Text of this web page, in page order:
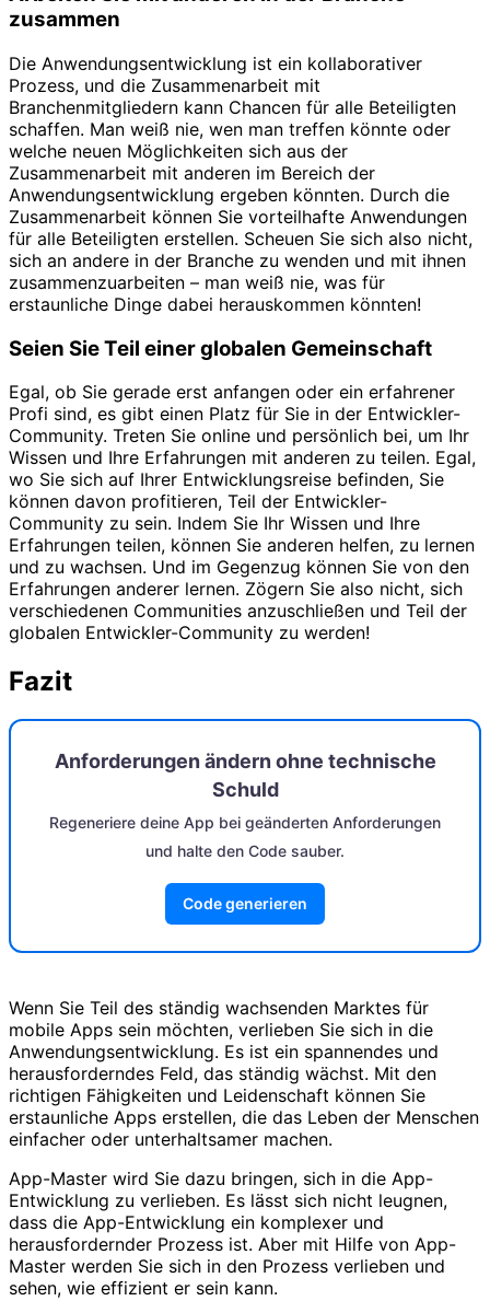
zusammen
Die Anwendungsentwicklung ist ein kollaborativer
Prozess, und die Zusammenarbeit mit
Branchenmitgliedern kann Chancen für alle Beteiligten
schaffen. Man weiß nie, wen man treffen könnte oder
welche neuen Möglichkeiten sich aus der
Zusammenarbeit mit anderen im Bereich der
Anwendungsentwicklung ergeben könnten. Durch die
Zusammenarbeit können Sie vorteilhafte Anwendungen
für alle Beteiligten erstellen. Scheuen Sie sich also nicht,
sich an andere in der Branche zu wenden und mit ihnen
zusammenzuarbeiten – man weiß nie, was für
erstaunliche Dinge dabei herauskommen könnten!
Seien Sie Teil einer globalen Gemeinschaft
Egal, ob Sie gerade erst anfangen oder ein erfahrener
Profi sind, es gibt einen Platz für Sie in der Entwickler-
Community. Treten Sie online und persönlich bei, um Ihr
Wissen und Ihre Erfahrungen mit anderen zu teilen. Egal,
wo Sie sich auf Ihrer Entwicklungsreise befinden, Sie
können davon profitieren, Teil der Entwickler-
Community zu sein. Indem Sie Ihr Wissen und Ihre
Erfahrungen teilen, können Sie anderen helfen, zu lernen
und zu wachsen. Und im Gegenzug können Sie von den
Erfahrungen anderer lernen. Zögern Sie also nicht, sich
verschiedenen Communities anzuschließen und Teil der
globalen Entwickler-Community zu werden!
Fazit
Anforderungen ändern ohne technische
Schuld
Regeneriere deine App bei geänderten Anforderungen
und halte den Code sauber.
Code generieren
Wenn Sie Teil des ständig wachsenden Marktes für
mobile Apps sein möchten, verlieben Sie sich in die
Anwendungsentwicklung. Es ist ein spannendes und
herausforderndes Feld, das ständig wächst. Mit den
richtigen Fähigkeiten und Leidenschaft können Sie
erstaunliche Apps erstellen, die das Leben der Menschen
einfacher oder unterhaltsamer machen.
App-Master wird Sie dazu bringen, sich in die App-
Entwicklung zu verlieben. Es lässt sich nicht leugnen,
dass die App-Entwicklung ein komplexer und
herausfordernder Prozess ist. Aber mit Hilfe von App-
Master werden Sie sich in den Prozess verlieben und
sehen, wie effizient er sein kann.